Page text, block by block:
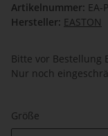
Artikelnummer: EA-
Hersteller: EASTON
Bitte vor Bestellung
Nur noch
Größe